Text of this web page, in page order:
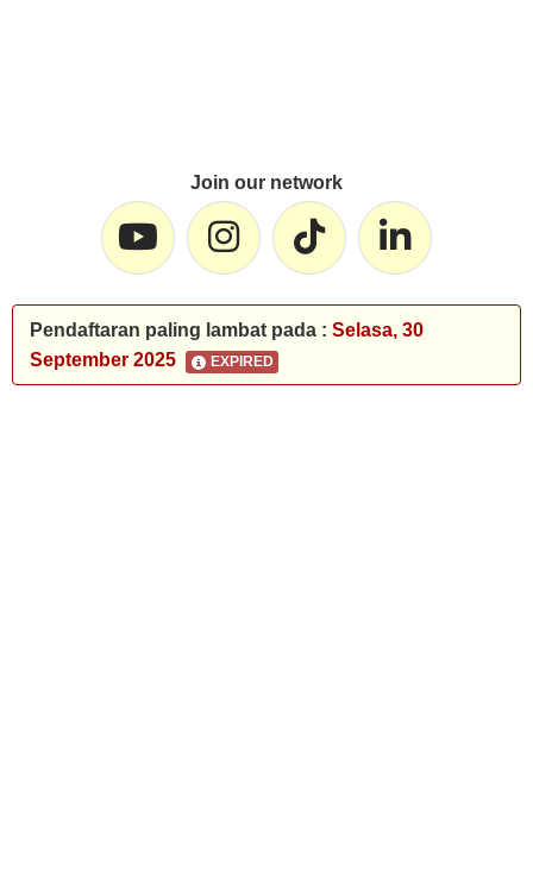
Join our network
Pendaftaran paling lambat pada : Selasa, 30
September 2025
EXPIRED